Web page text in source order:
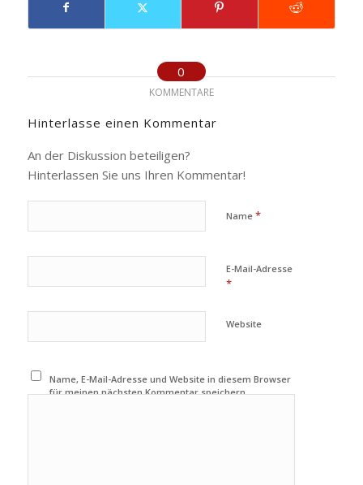
0
KOMMENTARE
Hinterlasse einen Kommentar
An der Diskussion beteiligen?
Hinterlassen Sie uns Ihren Kommentar!
Name *
E-Mail-Adresse
*
Website
Name, E-Mail-Adresse und Website in diesem Browser
für meinen nächsten Kommentar speichern.